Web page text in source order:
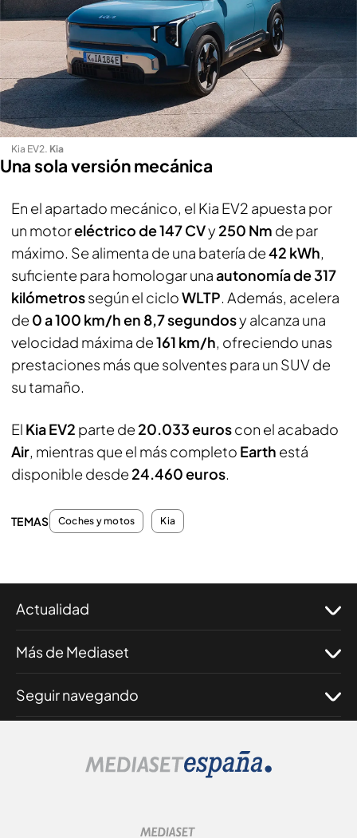
Kia EV2. Kia
Una sola versión mecánica
En el apartado mecánico, el Kia EV2 apuesta por
un motoreléctrico de 147 CVy 250 Nm de par
máximo. Se alimenta de una batería de42 kWh,
suficiente para homologar unaautonomía de 317
kilómetrossegún el cicloWLTP. Además, acelera
de 0 a 100 km/h en 8,7 segundosy alcanza una
velocidad máxima de161 km/h, ofreciendo unas
prestaciones más que solventes para un SUV de
su tamaño.
El Kia EV2 parte de 20.033 euroscon el acabado
Air, mientras que el más completo Earth está
disponible desde 24.460 euros.
TEMAS Coches y motos Kia
Actualidad
Más de Mediaset
Seguir navegando